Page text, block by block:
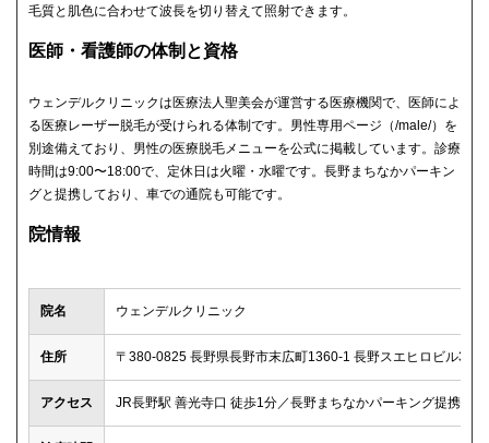
毛質と肌色に合わせて波長を切り替えて照射できます。
医師・看護師の体制と資格
ウェンデルクリニックは医療法人聖美会が運営する医療機関で、医師によ
る医療レーザー脱毛が受けられる体制です。男性専用ページ（/male/）を
別途備えており、男性の医療脱毛メニューを公式に掲載しています。診療
時間は9:00〜18:00で、定休日は火曜・水曜です。長野まちなかパーキン
グと提携しており、車での通院も可能です。
院情報
院名 ウェンデルクリニック
住所 〒380-0825 長野県長野市末広町1360-1 長野スエヒロビル3階
アクセス JR長野駅 善光寺口 徒歩1分／長野まちなかパーキング提携